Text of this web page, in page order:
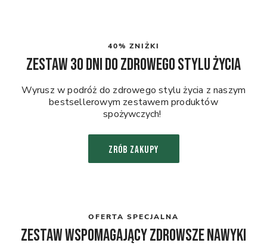
40% ZNIŻKI
Zestaw 30 dni do zdrowego stylu życia
Wyrusz w podróż do zdrowego stylu życia z naszym
bestsellerowym zestawem produktów
spożywczych!
ZRÓB ZAKUPY
OFERTA SPECJALNA
Zestaw Wspomagający Zdrowsze Nawyki